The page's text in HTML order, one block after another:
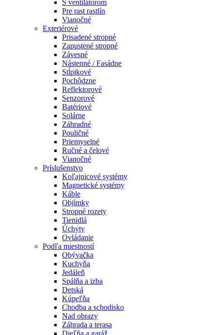
S ventilátorom
Pre rast rastlín
Vianočné
Exteriérové
Prisadené stropné
Zapustené stropné
Závesné
Nástenné / Fasádne
Stĺpikové
Pochôdzne
Reflektorové
Senzorové
Batériové
Solárne
Záhradné
Pouličné
Priemyselné
Ručné a čelové
Vianočné
Príslušenstvo
Koľajnicové systémy
Magnetické systémy
Káble
Objímky
Stropné rozety
Tienidlá
Úchyty
Ovládanie
Podľa miestností
Obývačka
Kuchyňa
Jedáleň
Spálňa a izba
Detská
Kúpeľňa
Chodba a schodisko
Nad obrazy
Záhrada a terasa
Dieľňa a garáž